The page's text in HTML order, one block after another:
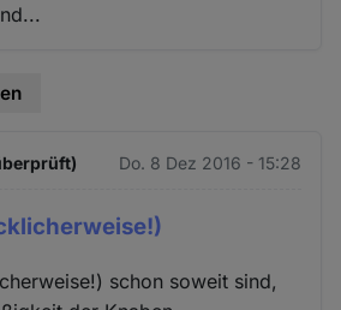
Do. 8 Dez 2016 - 15:28
schon soweit sind,